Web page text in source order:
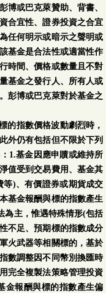
博或巴克萊贊助、背書、
合宜性、證券投資之合宜
任何明示或暗示之聲明或
基金是合法性或適當性作
時間、價格或數量且不對
基金之發行人、所有人或
彭博或巴克萊對於基金之
的指數價格波動劇烈時，
外仍有包括但不限於下列
1.基金因應申贖或維持所
值受到交易費用、基金其
)、有價證券或期貨成交
基金報酬與標的指數產生
為主，惟遇特殊情形(包括
不足、預期標的指數成分
火武器等相關標的，基於
數調整因不同幣別換匯時
完全複製法策略管理投資
金報酬與標的指數產生偏